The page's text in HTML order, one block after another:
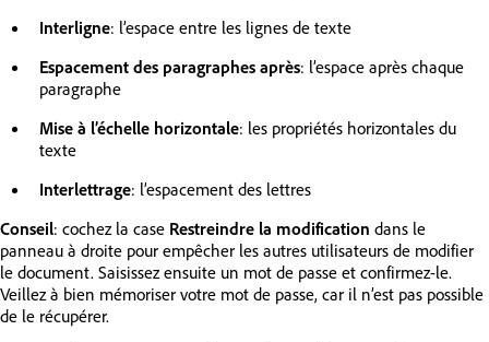
Interligne: l’espace entre les lignes de texte
Espacement des paragraphes après: l’espace après chaque
paragraphe
Mise à l’échelle horizontale: les propriétés horizontales du
texte
Interlettrage: l’espacement des lettres
Conseil: cochez la case Restreindre la modification dans le
panneau à droite pour empêcher les autres utilisateurs de modifier
le document. Saisissez ensuite un mot de passe et confirmez-le.
Veillez à bien mémoriser votre mot de passe, car il n’est pas possible
de le récupérer.